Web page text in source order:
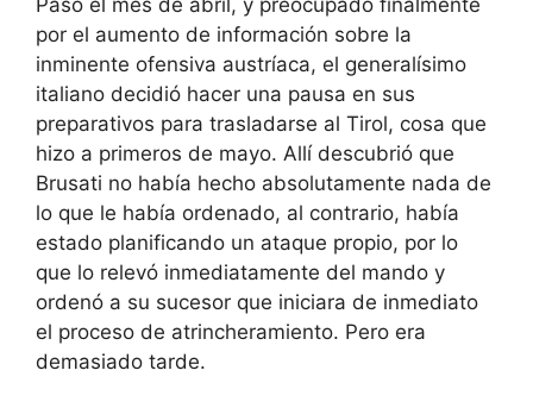
Pasó el mes de abril, y preocupado finalmente
por el aumento de información sobre la
inminente ofensiva austríaca, el generalísimo
italiano decidió hacer una pausa en sus
preparativos para trasladarse al Tirol, cosa que
hizo a primeros de mayo. Allí descubrió que
Brusati no había hecho absolutamente nada de
lo que le había ordenado, al contrario, había
estado planificando un ataque propio, por lo
que lo relevó inmediatamente del mando y
ordenó a su sucesor que iniciara de inmediato
el proceso de atrincheramiento. Pero era
demasiado tarde.